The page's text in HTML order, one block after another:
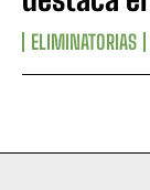
ELIMINATORIAS